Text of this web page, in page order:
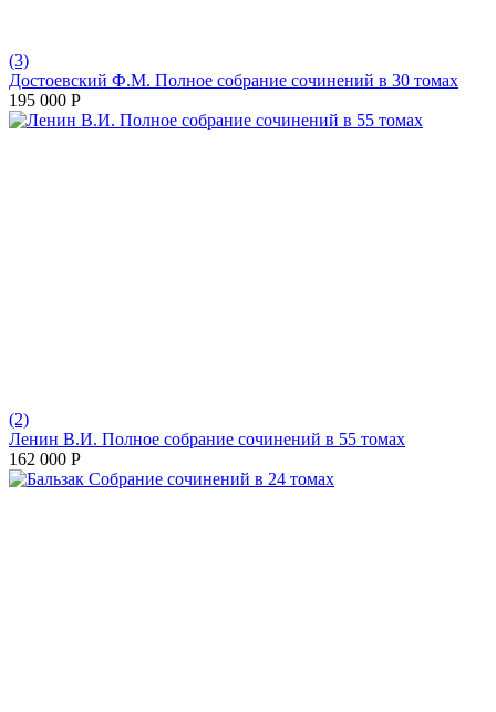
(3)
Достоевский Ф.М. Полное собрание сочинений в 30 томах
195 000 Р
(2)
Ленин В.И. Полное собрание сочинений в 55 томах
162 000 Р